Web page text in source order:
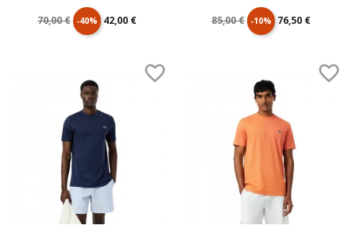
Prix
70,00 € -40% Prix
42,00 € Prix
85,00 € -10% Prix
76,50 €
 